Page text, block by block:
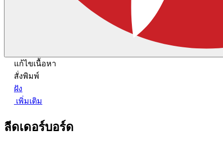
แก้ไขเนื้อหา
สั่งพิมพ์
ฝัง
เพิ่มเติม
ลีดเดอร์บอร์ด